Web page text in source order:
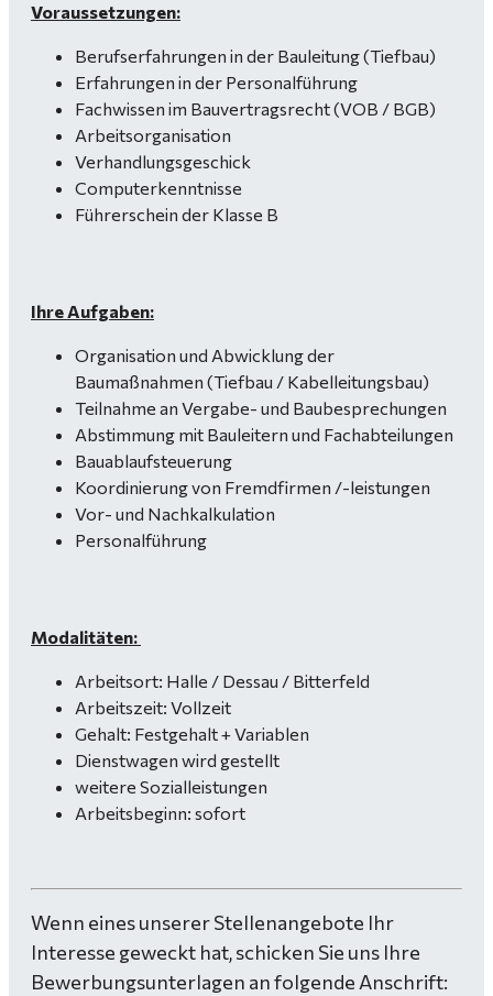
Voraussetzungen:
Berufserfahrungen in der Bauleitung (Tiefbau)
Erfahrungen in der Personalführung
Fachwissen im Bauvertragsrecht (VOB / BGB)
Arbeitsorganisation
Verhandlungsgeschick
Computerkenntnisse
Führerschein der Klasse B
Ihre Aufgaben:
Organisation und Abwicklung der
Baumaßnahmen (Tiefbau / Kabelleitungsbau)
Teilnahme an Vergabe- und Baubesprechungen
Abstimmung mit Bauleitern und Fachabteilungen
Bauablaufsteuerung
Koordinierung von Fremdfirmen /-leistungen
Vor- und Nachkalkulation
Personalführung
Modalitäten:
Arbeitsort: Halle / Dessau / Bitterfeld
Arbeitszeit: Vollzeit
Gehalt: Festgehalt + Variablen
Dienstwagen wird gestellt
weitere Sozialleistungen
Arbeitsbeginn: sofort
Wenn eines unserer Stellenangebote Ihr
Interesse geweckt hat, schicken Sie uns Ihre
Bewerbungsunterlagen an folgende Anschrift: